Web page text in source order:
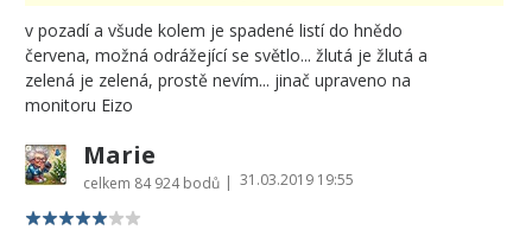
v pozadí a všude kolem je spadené listí do hnědo
červena, možná odrážející se světlo... žlutá je žlutá a
zelená je zelená, prostě nevím... jinač upraveno na
monitoru Eizo
Marie
celkem 84 924 bodů | 31.03.2019 19:55